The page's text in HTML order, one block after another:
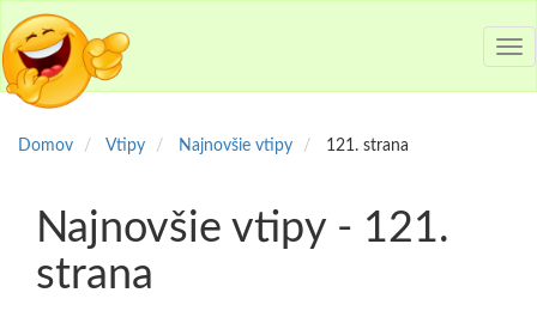
Domov Vtipy Najnovšie vtipy 121. strana
Najnovšie vtipy - 121.
strana